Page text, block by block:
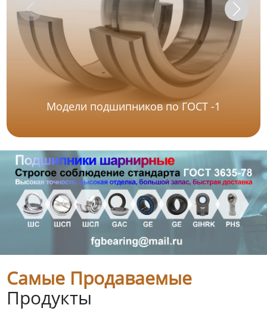
Модели подшипников по ГОСТ -1
Самые Продаваемые
Продукты